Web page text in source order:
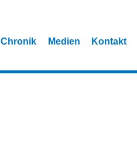
Chronik Medien Kontakt